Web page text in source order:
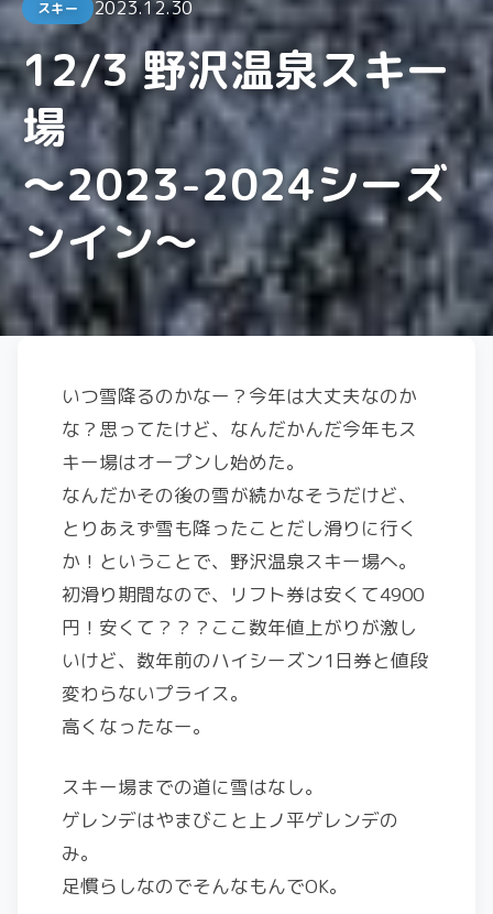
スキー 2023.12.30
12/3 野沢温泉スキー
場
〜2023-2024シーズ
ンイン〜
いつ雪降るのかなー？今年は大丈夫なのか
な？思ってたけど、なんだかんだ今年もス
キー場はオープンし始めた。
なんだかその後の雪が続かなそうだけど、
とりあえず雪も降ったことだし滑りに行く
か！ということで、野沢温泉スキー場へ。
初滑り期間なので、リフト券は安くて4900
円！安くて？？？ここ数年値上がりが激し
いけど、数年前のハイシーズン1日券と値段
変わらないプライス。
高くなったなー。
スキー場までの道に雪はなし。
ゲレンデはやまびこと上ノ平ゲレンデの
み。
足慣らしなのでそんなもんでOK。